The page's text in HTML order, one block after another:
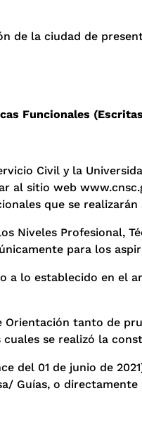
de la ciudad de
Funcionales
Civil y la
al sitio web
que se realizarán
Niveles Profesional,
para los
a lo establecido en el
Orientación tanto de
cuales se realizó la
del 01 de junio de
Guías, o